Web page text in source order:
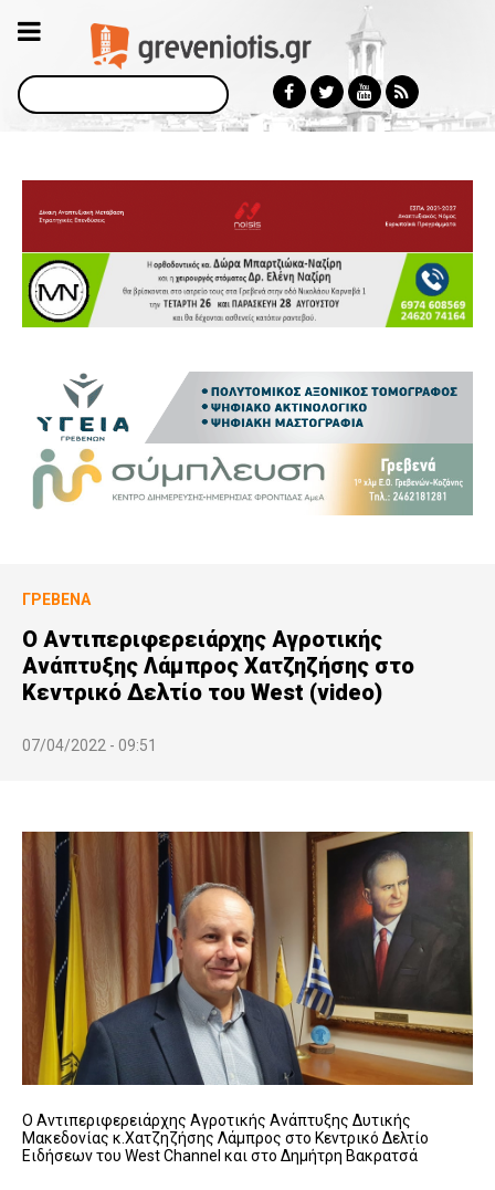
Αναζήτηση
ΓΡΕΒΕΝΆ
Ο Αντιπεριφερειάρχης Αγροτικής
Ανάπτυξης Λάμπρος Χατζηζήσης στο
Κεντρικό Δελτίο του West (video)
07/04/2022 - 09:51
Ο Αντιπεριφερειάρχης Αγροτικής Ανάπτυξης Δυτικής
Μακεδονίας κ.Χατζηζήσης Λάμπρος στο Κεντρικό Δελτίο
Ειδήσεων του West Channel και στο Δημήτρη Βακρατσά